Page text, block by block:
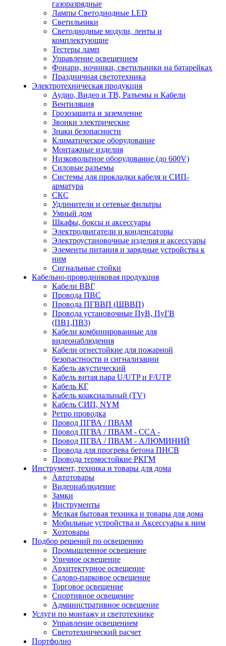
газоразрядные
Лампы Светодиодные LED
Светильники
Светодиодные модули, ленты и
комплектующие
Тестеры ламп
Управление освещением
Фонари, ночники, светильники на батарейках
Праздничная светотехника
Электротехническая продукция
Аудио, Видео и ТВ, Разъемы и Кабели
Вентиляция
Грозозащита и заземление
Звонки электрические
Знаки безопасности
Климатическое оборудование
Монтажные изделия
Низковольтное оборудование (до 600V)
Силовые разъемы
Системы для прокладки кабеля и СИП-
арматура
СКС
Удлинители и сетевые фильтры
Умный дом
Шкафы, боксы и аксессуары
Электродвигатели и конденсаторы
Электроустановочные изделия и аксессуары
Элементы питания и зарядные устройства к
ним
Сигнальные стойки
Кабельно-проводниковая продукция
Кабели ВВГ
Провода ПВС
Провода ПГВВП (ШВВП)
Провода установочные ПуВ, ПуГВ
(ПВ1,ПВ3)
Кабели комбинированные для
видеонаблюдения
Кабели огнестойкие для пожарной
безопастности и сигнализации
Кабель акустический
Кабель витая пара U/UTP и F/UTP
Кабель КГ
Кабель коаксиальный (TV)
Кабель СИП, NYM
Ретро проводка
Провод ПГВА / ПВАМ
Провод ПГВА / ПВАМ - CCA -
Провод ПГВА / ПВАМ - АЛЮМИНИЙ
Провода для прогрева бетона ПНСВ
Провода термостойкие РКГМ
Инструмент, техника и товары для дома
Автотовары
Видеонаблюдение
Замки
Инструменты
Мелкая бытовая техника и товары для дома
Мобильные устройства и Аксессуары к ним
Хозтовары
Подбор решений по освещению
Промышленное освещение
Уличное освещение
Архитектурное освещение
Садово-парковое освещение
Торговое освещение
Спортивное освещение
Административное освещение
Услуги по монтажу и светотехнике
Управление освещением
Светотехнический расчет
Портфолио